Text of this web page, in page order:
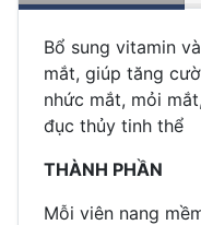
Bổ sung vitamin
mắt, giúp tăng
nhức mắt, mỏi
đục thủy tinh thể
THÀNH PHẦN
Mỗi viên nang